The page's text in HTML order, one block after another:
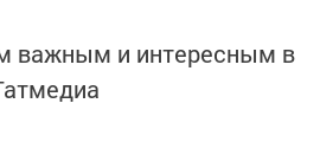
важным и интересным в